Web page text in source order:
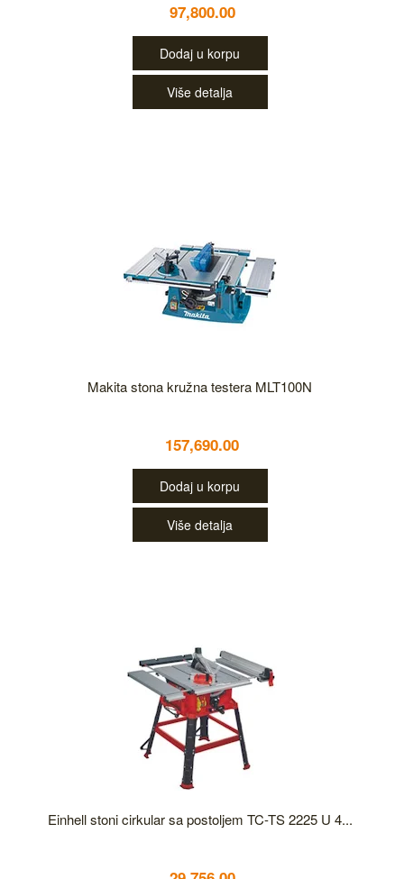
97,800.00
Dodaj u korpu
Više detalja
Makita stona kružna testera MLT100N
157,690.00
Dodaj u korpu
Više detalja
Einhell stoni cirkular sa postoljem TC-TS 2225 U 4...